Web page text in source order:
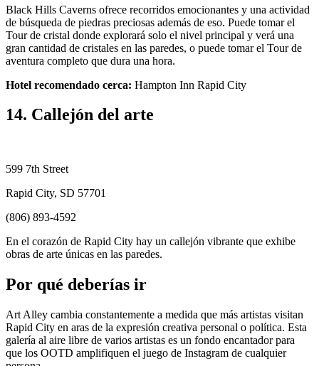
Black Hills Caverns ofrece recorridos emocionantes y una actividad
de búsqueda de piedras preciosas además de eso. Puede tomar el
Tour de cristal donde explorará solo el nivel principal y verá una
gran cantidad de cristales en las paredes, o puede tomar el Tour de
aventura completo que dura una hora.
Hotel recomendado cerca: Hampton Inn Rapid City
14. Callejón del arte
599 7th Street
Rapid City, SD 57701
(806) 893-4592
En el corazón de Rapid City hay un callejón vibrante que exhibe
obras de arte únicas en las paredes.
Por qué deberías ir
Art Alley cambia constantemente a medida que más artistas visitan
Rapid City en aras de la expresión creativa personal o política. Esta
galería al aire libre de varios artistas es un fondo encantador para
que los OOTD amplifiquen el juego de Instagram de cualquier